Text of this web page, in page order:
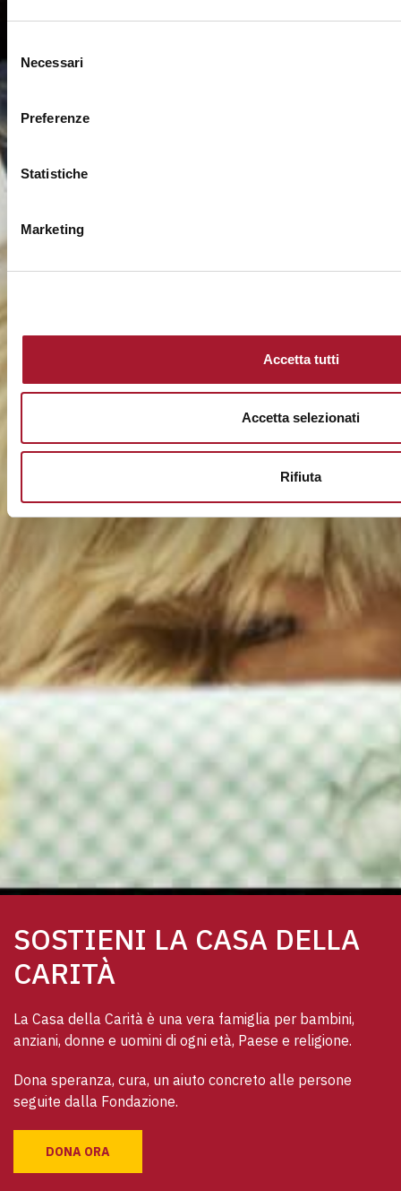
delNecessari
Preferenze
Statistiche
Marketing
Accetta tutti
Accetta selezionati
Rifiuta
SOSTIENI LA CASA DELLA
CARITÀ
La Casa della Carità è una vera famiglia per bambini,
anziani, donne e uomini di ogni età, Paese e religione.
Dona speranza, cura, un aiuto concreto alle persone
seguite dalla Fondazione.
DONA ORA